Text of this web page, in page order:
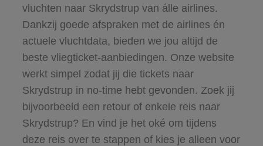
vluchten naar Skrydstrup van álle airlines.
Dankzij goede afspraken met de airlines én
actuele vluchtdata, bieden we jou altijd de
beste vliegticket-aanbiedingen. Onze website
werkt simpel zodat jij die tickets naar
Skrydstrup in no-time hebt gevonden. Zoek jij
bijvoorbeeld een retour of enkele reis naar
Skrydstrup? En vind je het oké om tijdens
deze reis over te stappen of kies je alleen voor